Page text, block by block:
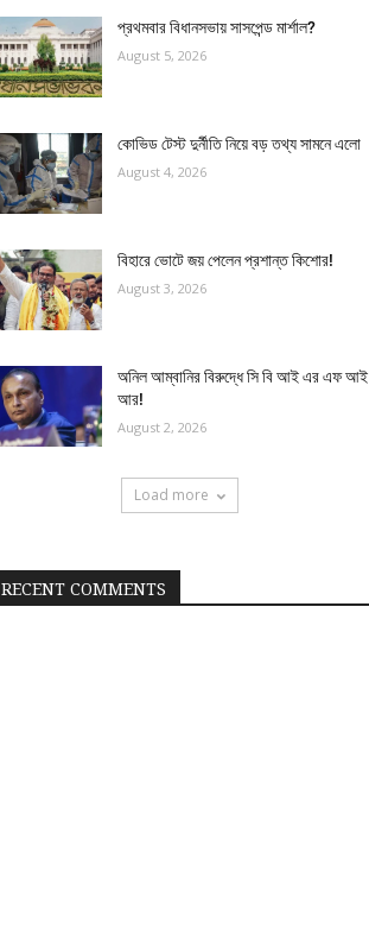
প্রথমবার বিধানসভায় সাসপেন্ড মার্শাল?
August 5, 2026
কোভিড টেস্ট দুর্নীতি নিয়ে বড় তথ্য সামনে এলো
August 4, 2026
বিহারে ভোটে জয় পেলেন প্রশান্ত কিশোর!
August 3, 2026
অনিল আম্বানির বিরুদ্ধে সি বি আই এর এফ আই
আর!
August 2, 2026
Load more
RECENT COMMENTS